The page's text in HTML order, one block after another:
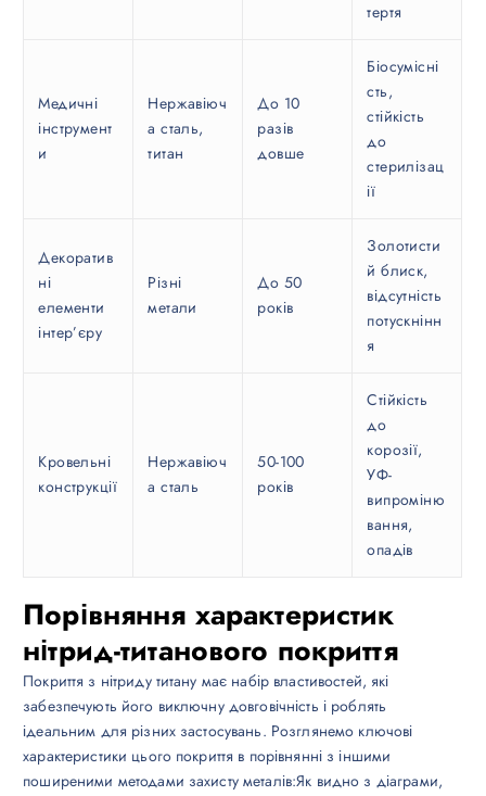
тертя
Медичні
інструмент
и
Нержавіюч
а сталь,
титан
До 10
разів
довше
Біосумісні
сть,
стійкість
до
стерилізац
ії
Декоратив
ні
елементи
інтер’єру
Різні
метали
До 50
років
Золотисти
й блиск,
відсутність
потускнінн
я
Кровельні
конструкції
Нержавіюч
а сталь
50-100
років
Стійкість
до
корозії,
УФ-
випроміню
вання,
опадів
Порівняння характеристик
нітрид-титанового покриття
Покриття з нітриду титану має набір властивостей, які
забезпечують його виключну довговічність і роблять
ідеальним для різних застосувань. Розглянемо ключові
характеристики цього покриття в порівнянні з іншими
поширеними методами захисту металів:Як видно з діаграми,